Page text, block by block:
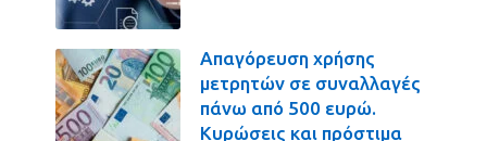
Απαγόρευση χρήσης
μετρητών σε συναλλαγές
πάνω από 500 ευρώ.
Κυρώσεις και πρόστιμα